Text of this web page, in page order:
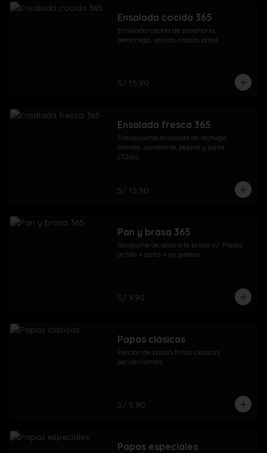
Ensalada cocida 365
Ensalada cocida de zanahoria,
betarraga, vainita, choclo, palta.
S/ 15.90
Ensalada fresca 365
Fresquisima ensalada de lechuga,
tomate, zanahoria, pepino y palta.
(32oz).
S/ 15.90
Pan y brasa 365
Sanguche de pollo a la brasa c/. Papas
al hilo + palta + ají pollero.
S/ 9.90
Papas clásicas
Porción de papas fritas clásicas
peruanisimas.
S/ 5.90
Papas especiales